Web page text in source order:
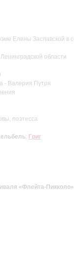
Елены Заславской
области
- Валерия Путря
поэтесса
; Григ
«Флейта-Пикколо»